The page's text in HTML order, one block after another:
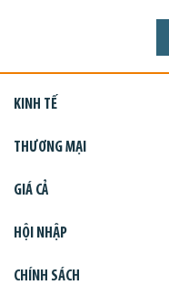
KINH TẾ
THƯƠNG MẠI
GIÁ CẢ
HỘI NHẬP
CHÍNH SÁCH